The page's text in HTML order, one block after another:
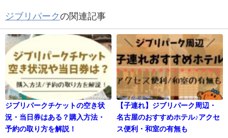
ジブリパークの関連記事
ジブリパークチケットの空き状
況・当日券はある？購入方法・
予約の取り方を解説！
【子連れ】ジブリパーク周辺・
名古屋のおすすめホテル♪アクセ
ス便利・和室の有無も